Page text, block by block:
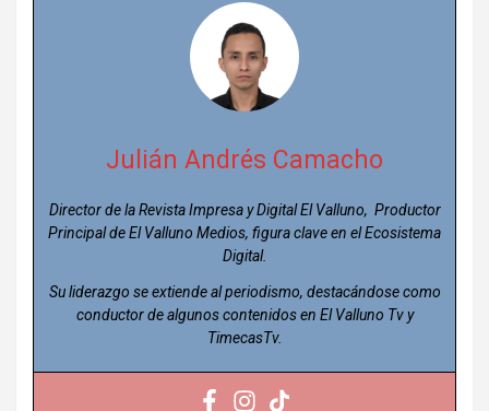
Julián Andrés Camacho
Director de la Revista Impresa y Digital El Valluno, Productor
Principal de El Valluno Medios, figura clave en el Ecosistema
Digital.
Su liderazgo se extiende al periodismo, destacándose como
conductor de algunos contenidos en El Valluno Tv y
TimecasTv.